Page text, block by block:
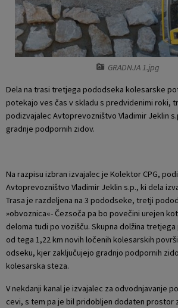
GRADNJA 1.jpg
Dela na trasi tretjega pododseka kolesarske
potekajo ves čas v skladu s predvidenimi roki,
podizvajalec Avtoprevozništvo Vladimir Jeklin
gradnje podpornih zidov.
Na razpisu izbran izvajalec je Kolektor CPG,
Avtoprevozništvo Vladimir Jeklin s.p., ki dela
Trasa je razdeljena na 3 pododseke, tretji
»obvoznica«- Čezsoča pa bo povečini urejen
deloma tudi po vozišču. Skupna dolžina
od tega 1,22 km novih ločenih kolesarskih
odseku, kjer zaključujejo gradnjo podpornih
kolesarska steza.
V nekdanji kanal je izvajalec za odvodnjavanje
cevi, s tem pa je bil pridobljen dodaten prostor
Krajevne skupnosti
Naselja v občini
Organigram
Varstvo osebnih podatkov
Strateški dokumenti
Katalog informacij javnega značaja
Projekti in investicije
Prostorski akti občine
Občinski časopis
Proračun občine
Gosp. javne službe
Osmrtnice iz regije